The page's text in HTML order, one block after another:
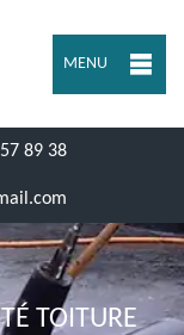
MENU
89 38
TOITURE